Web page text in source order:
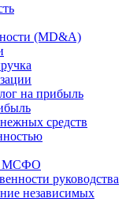
(MD&A)
на прибыль
средств
МСФО
руководства
независимых